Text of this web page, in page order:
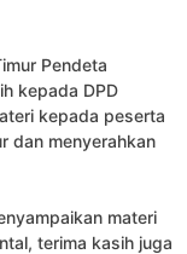
Pendeta
kepada DPD
kepada peserta
dan menyerahkan
materi
terima kasih juga